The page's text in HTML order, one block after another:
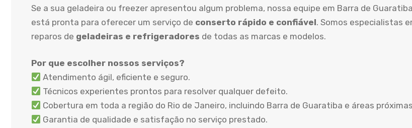
Se a sua geladeira ou freezer apresentou algum problema, nossa equipe em Barra de
está pronta para oferecer um serviço de conserto rápido e confiável. Somos especialistas
reparos de geladeiras e refrigeradores de todas as marcas e modelos.
Por que escolher nossos serviços?
Atendimento ágil, eficiente e seguro.
Técnicos experientes prontos para resolver qualquer defeito.
Cobertura em toda a região do Rio de Janeiro, incluindo Barra de Guaratiba e áreas
Garantia de qualidade e satisfação no serviço prestado.